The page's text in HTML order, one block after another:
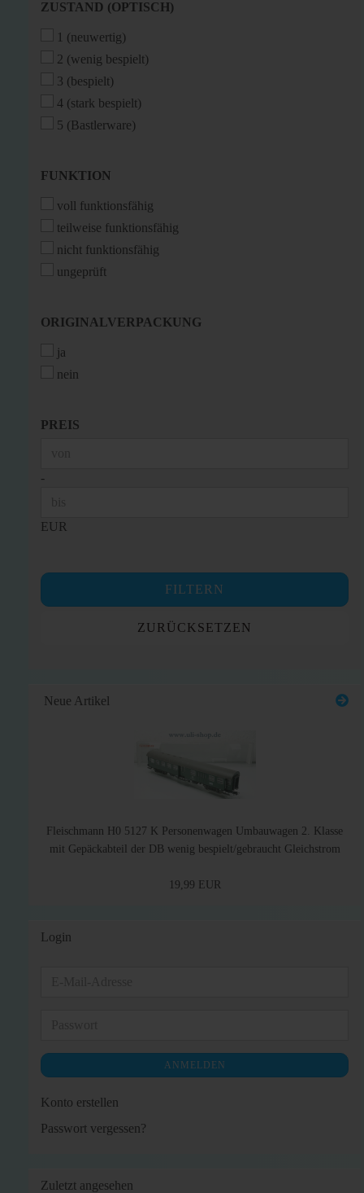
ZUSTAND
ZUSTAND (OPTISCH)
1 (neuwertig)
2 (wenig bespielt)
3 (bespielt)
4 (stark bespielt)
5 (Bastlerware)
FUNKTION
FUNKTION
voll funktionsfähig
teilweise funktionsfähig
nicht funktionsfähig
ungeprüft
ORIGINALVERPACKUNG
ORIGINALVERPACKUNG
ja
nein
PREIS
PREIS
-
EUR
FILTERN
ZURÜCKSETZEN
Neue Artikel
Fleischmann H0 5127 K Personenwagen Umbauwagen 2. Klasse
mit Gepäckabteil der DB wenig bespielt/gebraucht Gleichstrom
19,99 EUR
Login
ANMELDEN
Konto erstellen
Passwort vergessen?
Zuletzt angesehen